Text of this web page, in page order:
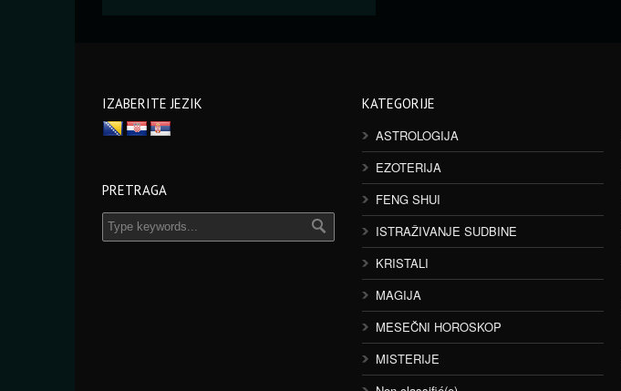
IZABERITE JEZIK
PRETRAGA
KATEGORIJE
ASTROLOGIJA
EZOTERIJA
FENG SHUI
ISTRAŽIVANJE SUDBINE
KRISTALI
MAGIJA
MESEČNI HOROSKOP
MISTERIJE